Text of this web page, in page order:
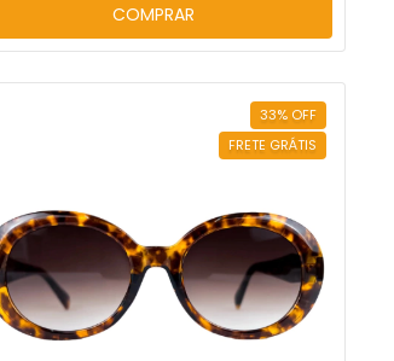
COMPRAR
33% OFF
FRETE GRÁTIS